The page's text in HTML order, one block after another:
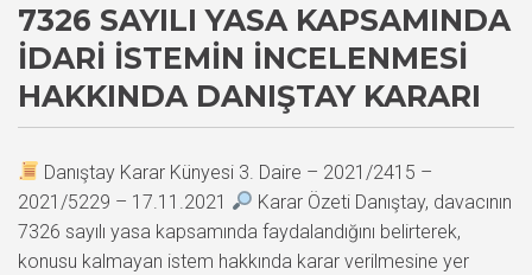
7326 SAYILI YASA KAPSAMINDA
İDARI İSTEMIN İNCELENMESI
HAKKINDA DANIŞTAY KARARI
Danıştay Karar Künyesi 3. Daire – 2021/2415 –
2021/5229 – 17.11.2021
Karar Özeti Danıştay, davacının
7326 sayılı yasa kapsamında faydalandığını belirterek,
konusu kalmayan istem hakkında karar verilmesine yer